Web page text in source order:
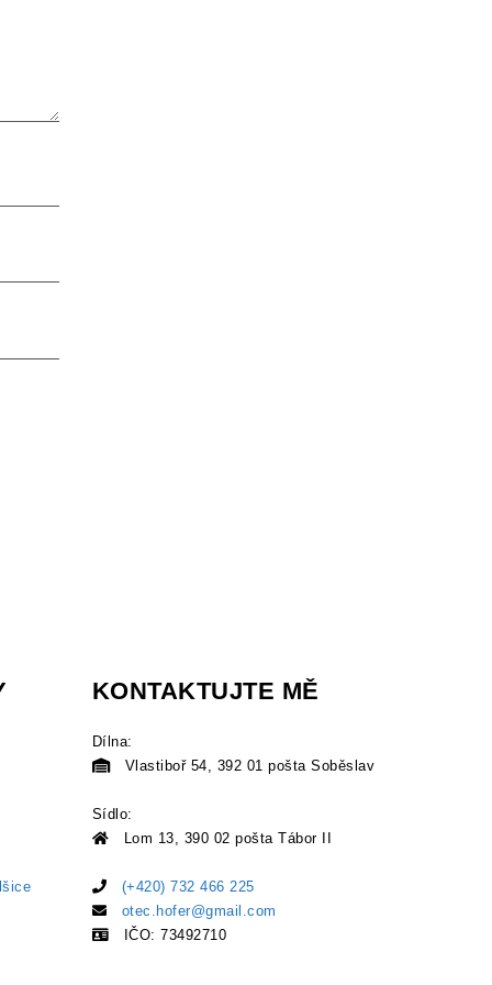
KONTAKTUJTE MĚ
Dílna:
Vlastiboř 54, 392 01 pošta Soběslav
Sídlo:
Lom 13, 390 02 pošta Tábor II
(+420) 732 466 225
otec.hofer@gmail.com
IČO: 73492710